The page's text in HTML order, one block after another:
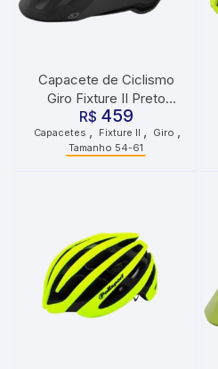
Capacete de Ciclismo
Giro Fixture II Preto
Fosco
R$ 459
Capacetes , Fixture II , Giro ,
Tamanho 54-61